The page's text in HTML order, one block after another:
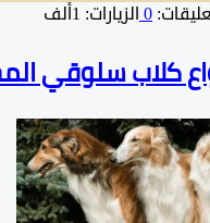
0الزيارات: 1ألف
سلوقي